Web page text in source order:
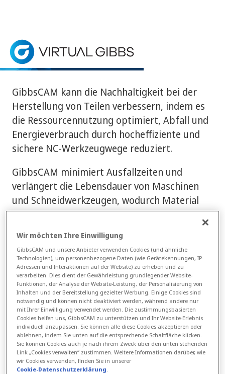
Startseite > Nachhaltigkeit
GibbsCAM spielt eine Schlüsselrolle bei der
Nachhaltigkeit
GibbsCAM kann die Nachhaltigkeit bei der
Herstellung von Teilen verbessern, indem es
die Ressourcennutzung optimiert, Abfall und
Energieverbrauch durch hocheffiziente und
sichere NC-Werkzeugwege reduziert.
GibbsCAM minimiert Ausfallzeiten und
verlängert die Lebensdauer von Maschinen
und Schneidwerkzeugen, wodurch Material
und Energie gespart werden. Durch die
Integration mit Supply-Chain-Management-
Systemen gewährleistet es die effiziente
Nutzung von Rohstoffen und fördert
Recycling und Wiederverwendung.
Die Software kann auch detaillierte Berichte
über die Umweltauswirkungen liefern und
Unternehmen dabei helfen, ihre Fortschritte
bei der Erreichung von Nachhaltigkeitszielen
zu verfolgen. Darüber hinaus unterstützt sie
die Einführung umweltfreundlicher
Wir möchten Ihre Einwilligung
GibbsCAM und unsere Anbieter verwenden Cookies (und ähnliche
Technologien), um personenbezogene Daten (wie Gerätekennungen, IP-
Adressen und Interaktionen auf der Website) zu erheben und zu
verarbeiten. Dies dient der Gewährleistung grundlegender Website-
Funktionen, der Analyse der Website-Leistung, der Personalisierung von
Inhalten und der Bereitstellung gezielter Werbung. Einige Cookies sind
notwendig und können nicht deaktiviert werden, während andere nur
mit Ihrer Einwilligung verwendet werden. Die zustimmungsbasierten
Cookies helfen uns, GibbsCAM zu unterstützen und Ihr Website-Erlebnis
individuell anzupassen. Sie können alle diese Cookies akzeptieren oder
ablehnen, indem Sie unten auf die entsprechende Schaltfläche klicken.
Sie können Cookies auch je nach ihrem Zweck über den unten stehenden
Link „Cookies verwalten“ zustimmen. Weitere Informationen darüber, wie
wir Cookies verwenden, finden Sie in unserer
Cookie-Datenschutzerklärung.